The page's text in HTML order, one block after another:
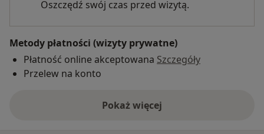
Oszczędź swój czas przed wizytą.
Metody płatności (wizyty prywatne)
Płatność online akceptowana Szczegóły
Przelew na konto
Pokaż więcej
o adresie